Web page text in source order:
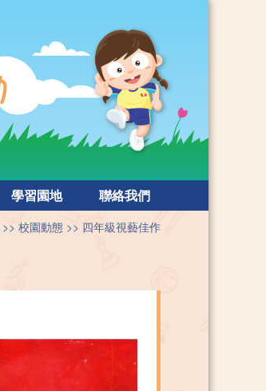
學習園地 聯絡我們
校園動態 四年級視藝佳作